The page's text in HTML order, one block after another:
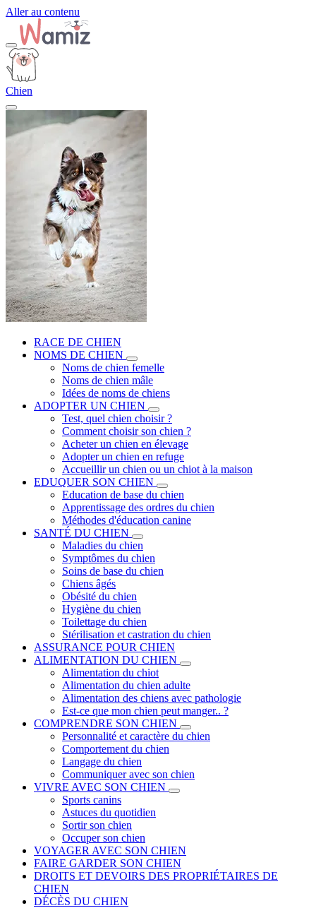
Aller au contenu
Chien
RACE DE CHIEN
NOMS DE CHIEN
Noms de chien femelle
Noms de chien mâle
Idées de noms de chiens
ADOPTER UN CHIEN
Test, quel chien choisir ?
Comment choisir son chien ?
Acheter un chien en élevage
Adopter un chien en refuge
Accueillir un chien ou un chiot à la maison
EDUQUER SON CHIEN
Education de base du chien
Apprentissage des ordres du chien
Méthodes d'éducation canine
SANTÉ DU CHIEN
Maladies du chien
Symptômes du chien
Soins de base du chien
Chiens âgés
Obésité du chien
Hygiène du chien
Toilettage du chien
Stérilisation et castration du chien
ASSURANCE POUR CHIEN
ALIMENTATION DU CHIEN
Alimentation du chiot
Alimentation du chien adulte
Alimentation des chiens avec pathologie
Est-ce que mon chien peut manger.. ?
COMPRENDRE SON CHIEN
Personnalité et caractère du chien
Comportement du chien
Langage du chien
Communiquer avec son chien
VIVRE AVEC SON CHIEN
Sports canins
Astuces du quotidien
Sortir son chien
Occuper son chien
VOYAGER AVEC SON CHIEN
FAIRE GARDER SON CHIEN
DROITS ET DEVOIRS DES PROPRIÉTAIRES DE
CHIEN
DÉCÈS DU CHIEN